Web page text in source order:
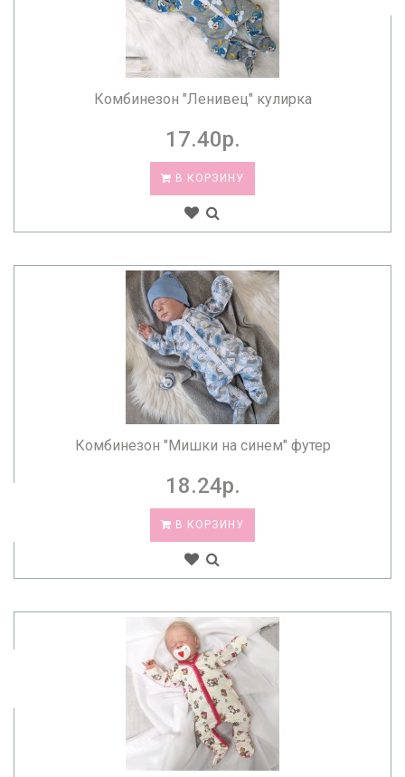
Комбинезон "Ленивец" кулирка
17.40р.
В КОРЗИНУ
Комбинезон "Мишки на синем" футер
18.24р.
В КОРЗИНУ